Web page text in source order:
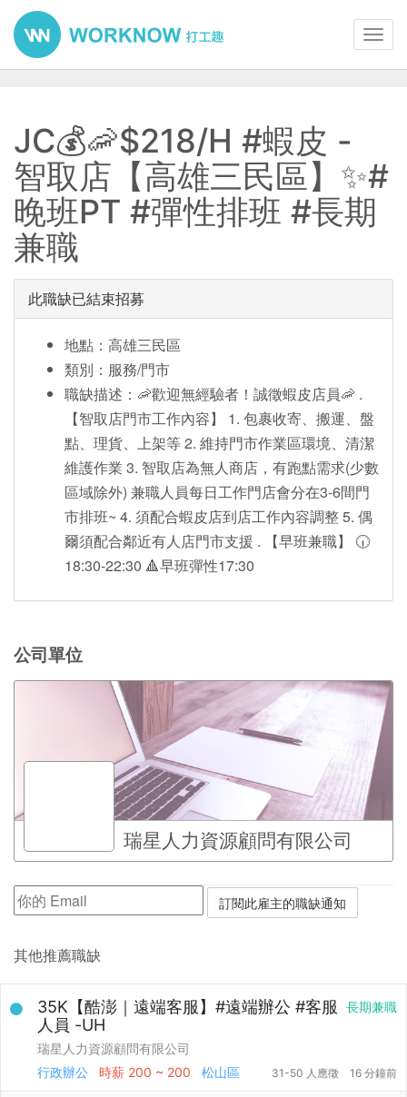
JC💰🦐$218/H #蝦皮 -
智取店【高雄三民區】✨#
晚班PT #彈性排班 #長期
兼職
此職缺已結束招募
地點：高雄三民區
類別：服務/門市
職缺描述：🦐歡迎無經驗者！誠徵蝦皮店員🦐 .
【智取店門市工作內容】 1. 包裹收寄、搬運、盤
點、理貨、上架等 2. 維持門市作業區環境、清潔
維護作業 3. 智取店為無人商店，有跑點需求(少數
區域除外) 兼職人員每日工作門店會分在3-6間門
市排班~ 4. 須配合蝦皮店到店工作內容調整 5. 偶
爾須配合鄰近有人店門市支援 . 【早班兼職】 🕡
18:30-22:30 🔺早班彈性17:30
公司單位
瑞星人力資源顧問有限公司
其他推薦職缺
長期兼職
35K【酷澎｜遠端客服】#遠端辦公 #客服
人員 -UH
瑞星人力資源顧問有限公司
行政辦公
時薪 200 ~ 200 松山區 31-50 人應徵 16 分鐘前